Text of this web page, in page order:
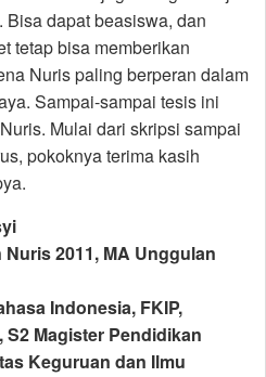
dapat beasiswa, dan
tetap bisa memberikan
Nuris paling berperan dalam
Sampai-sampai tesis ini
Mulai dari skripsi sampai
pokoknya terima kasih
2011, MA Unggulan
Indonesia, FKIP,
Magister Pendidikan
Keguruan dan Ilmu